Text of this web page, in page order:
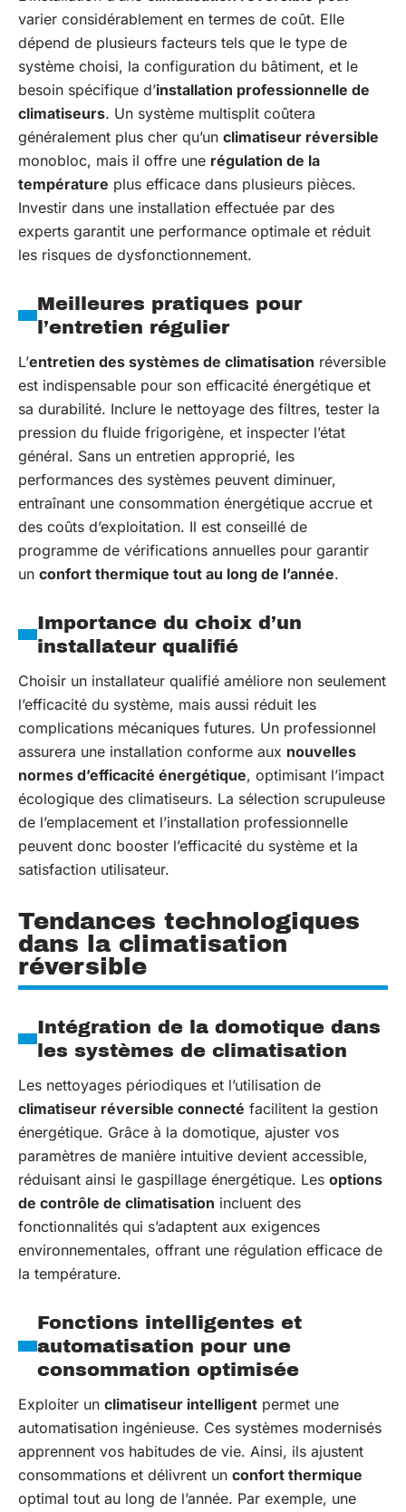
varier considérablement en termes de coût. Elle
dépend de plusieurs facteurs tels que le type de
système choisi, la configuration du bâtiment, et le
besoin spécifique d’installation professionnelle de
climatiseurs. Un système multisplit coûtera
généralement plus cher qu’un climatiseur réversible
monobloc, mais il offre une régulation de la
température plus efficace dans plusieurs pièces.
Investir dans une installation effectuée par des
experts garantit une performance optimale et réduit
les risques de dysfonctionnement.
Meilleures pratiques pour
l’entretien régulier
L’entretien des systèmes de climatisation réversible
est indispensable pour son efficacité énergétique et
sa durabilité. Inclure le nettoyage des filtres, tester la
pression du fluide frigorigène, et inspecter l’état
général. Sans un entretien approprié, les
performances des systèmes peuvent diminuer,
entraînant une consommation énergétique accrue et
des coûts d’exploitation. Il est conseillé de
programme de vérifications annuelles pour garantir
un confort thermique tout au long de l’année.
Importance du choix d’un
installateur qualifié
Choisir un installateur qualifié améliore non seulement
l’efficacité du système, mais aussi réduit les
complications mécaniques futures. Un professionnel
assurera une installation conforme aux nouvelles
normes d’efficacité énergétique, optimisant l’impact
écologique des climatiseurs. La sélection scrupuleuse
de l’emplacement et l’installation professionnelle
peuvent donc booster l’efficacité du système et la
satisfaction utilisateur.
Tendances technologiques
dans la climatisation
réversible
Intégration de la domotique dans
les systèmes de climatisation
Les nettoyages périodiques et l’utilisation de
climatiseur réversible connecté facilitent la gestion
énergétique. Grâce à la domotique, ajuster vos
paramètres de manière intuitive devient accessible,
réduisant ainsi le gaspillage énergétique. Les options
de contrôle de climatisation incluent des
fonctionnalités qui s’adaptent aux exigences
environnementales, offrant une régulation efficace de
la température.
Fonctions intelligentes et
automatisation pour une
consommation optimisée
Exploiter un climatiseur intelligent permet une
automatisation ingénieuse. Ces systèmes modernisés
apprennent vos habitudes de vie. Ainsi, ils ajustent
consommations et délivrent un confort thermique
optimal tout au long de l’année. Par exemple, une